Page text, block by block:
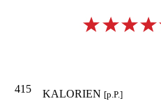
415 KALORIEN [p.P.]